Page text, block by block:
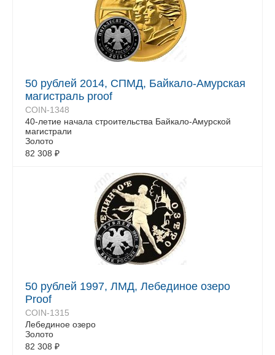
50 рублей 2014, СПМД, Байкало-Амурская
магистраль proof
COIN-1348
40-летие начала строительства Байкало-Амурской
магистрали
Золото
82 308 ₽
50 рублей 1997, ЛМД, Лебединое озеро
Proof
COIN-1315
Лебединое озеро
Золото
82 308 ₽